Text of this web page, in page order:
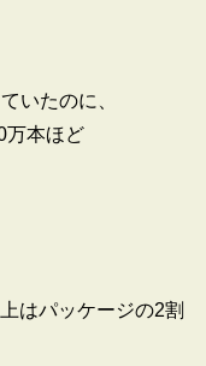
いたのに、
万本ほど
はパッケージの2割